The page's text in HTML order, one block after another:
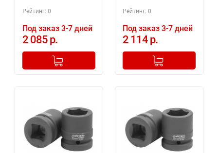
Рейтинг: 0
Под заказ 3-7 дней
2 085 р.
+
Добавлено в корзину
Рейтинг: 0
Под заказ 3-7 дней
2 114 р.
+
Добавлено в корзину